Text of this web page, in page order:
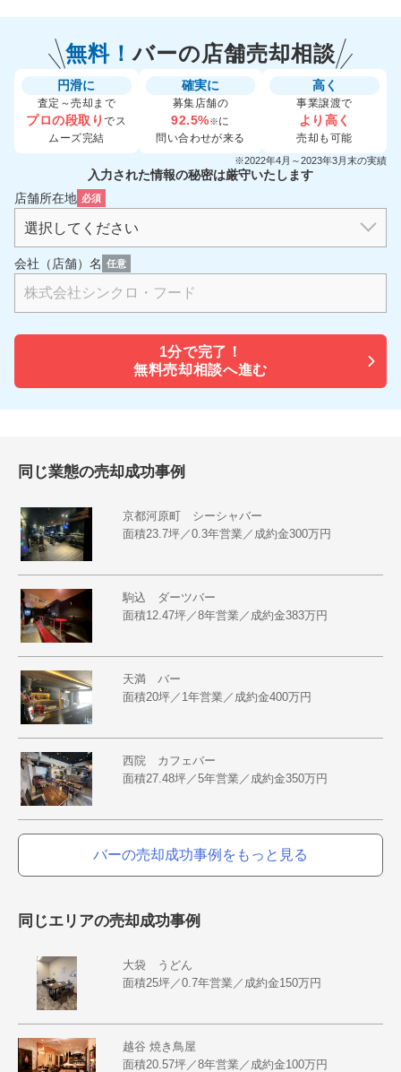
無料！バーの店舗売却相談
円滑に
査定～売却まで
プロの段取りでス
ムーズ完結
確実に
募集店舗の
92.5%※に
問い合わせが来る
高く
事業譲渡で
より高く
売却も可能
※2022年4月～2023年3月末の実績
入力された情報の秘密は厳守いたします
店舗所在地 必須
会社（店舗）名 任意
1分で完了！
無料売却相談へ進む
同じ業態の売却成功事例
京都河原町 シーシャバー
面積23.7坪／0.3年営業／成約金300万円
駒込 ダーツバー
面積12.47坪／8年営業／成約金383万円
天満 バー
面積20坪／1年営業／成約金400万円
西院 カフェバー
面積27.48坪／5年営業／成約金350万円
バーの売却成功事例をもっと見る
同じエリアの売却成功事例
大袋 うどん
面積25坪／0.7年営業／成約金150万円
越谷 焼き鳥屋
面積20.57坪／8年営業／成約金100万円